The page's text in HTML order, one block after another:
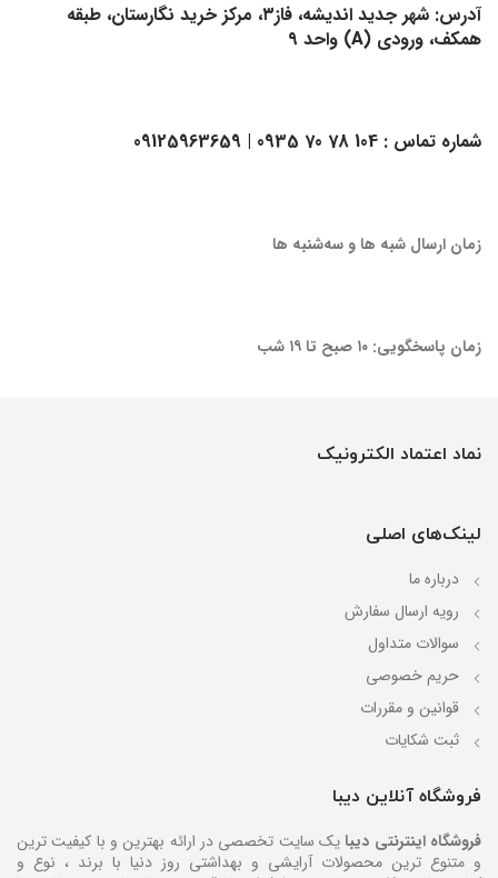
آدرس: شهر جدید اندیشه، فاز۳، مرکز خرید نگارستان، طبقه
همکف، ورودی (A) واحد ۹
شماره تماس : | 09125963659
زمان ارسال شبه ها و سه‌شنبه ها
زمان پاسخگویی: ۱۰ صبح تا ۱۹ شب
نماد اعتماد الکترونیک
لینک‌های اصلی
درباره ما
رویه ارسال سفارش
سوالات متداول
حریم خصوصی
قوانین و مقررات
ثبت شکایات
فروشگاه آنلاین دیبا
فروشگاه اینترنتی دیبا یک سایت تخصصی در ارائه بهترین و با کیفیت ترین
و متنوع ترین محصولات آرایشی و بهداشتی روز دنیا با برند ، نوع و